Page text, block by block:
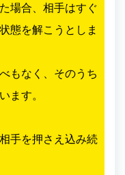
場合、相手はすぐ
態を解こうとしま
もなく、そのうち
ます。
手を押さえ込み続